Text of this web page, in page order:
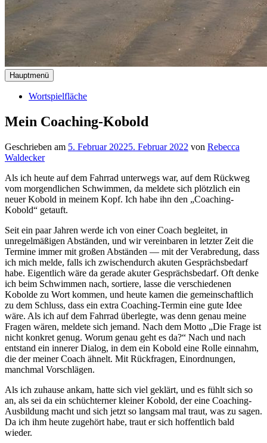
Hauptmenü
Wortspielfläche
Mein Coaching-Kobold
Geschrieben am 5. Februar 20225. Februar 2022 von Rebecca
Waldecker
Als ich heute auf dem Fahrrad unterwegs war, auf dem Rückweg
vom morgendlichen Schwimmen, da meldete sich plötzlich ein
neuer Kobold in meinem Kopf. Ich habe ihn den „Coaching-
Kobold“ getauft.
Seit ein paar Jahren werde ich von einer Coach begleitet, in
unregelmäßigen Abständen, und wir vereinbaren in letzter Zeit die
Termine immer mit großen Abständen — mit der Verabredung, dass
ich mich melde, falls ich zwischendurch akuten Gesprächsbedarf
habe. Eigentlich wäre da gerade akuter Gesprächsbedarf. Oft denke
ich beim Schwimmen nach, sortiere, lasse die verschiedenen
Kobolde zu Wort kommen, und heute kamen die gemeinschaftlich
zu dem Schluss, dass ein extra Coaching-Termin eine gute Idee
wäre. Als ich auf dem Fahrrad überlegte, was denn genau meine
Fragen wären, meldete sich jemand. Nach dem Motto „Die Frage ist
nicht konkret genug. Worum genau geht es da?“ Nach und nach
entstand ein innerer Dialog, in dem ein Kobold eine Rolle einnahm,
die der meiner Coach ähnelt. Mit Rückfragen, Einordnungen,
manchmal Vorschlägen.
Als ich zuhause ankam, hatte sich viel geklärt, und es fühlt sich so
an, als sei da ein schüchterner kleiner Kobold, der eine Coaching-
Ausbildung macht und sich jetzt so langsam mal traut, was zu sagen.
Da ich ihm heute zugehört habe, traut er sich hoffentlich bald
wieder.